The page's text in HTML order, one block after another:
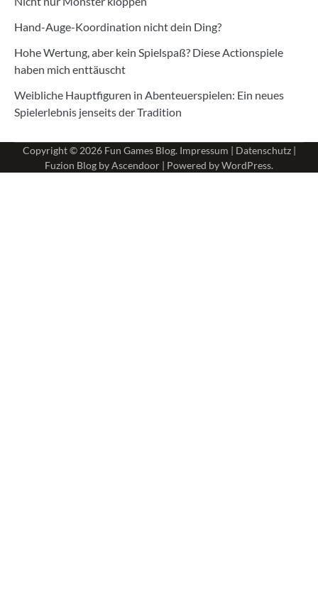
Hand-Auge-Koordination nicht dein Ding?
Hohe Wertung, aber kein Spielspaß? Diese Actionspiele
haben mich enttäuscht
Weibliche Hauptfiguren in Abenteuerspielen: Ein neues
Spielerlebnis jenseits der Tradition
Copyright © 2026 Fun Games Blog. Impressum | Datenschutz|
Fuzion Blog byAscendoor | Powered byWordPress.